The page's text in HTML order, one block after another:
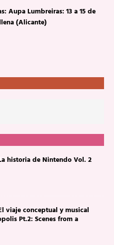
Aupa Lumbreiras: 13 a 15 de
(Alicante)
historia de Nintendo Vol. 2
viaje conceptual y musical
Pt.2: Scenes from a